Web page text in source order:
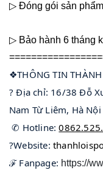
▷ Đóng gói sản
▷ Bảo hành 6 tháng
❖THÔNG TIN THÀNH
? Địa chỉ: 16/38 Đỗ
Nam Từ Liêm, Hà Nội
✆ Hotline:
?Website:
ℱ Fanpage: https://